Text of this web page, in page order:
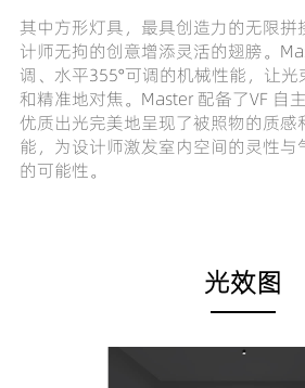
其中方形灯具，最具创造力的无限拼
计师无拘的创意增添灵活的翅膀。
调、水平355°可调的机械性能，让
和精准地对焦。Master 配备了VF 自
优质出光完美地呈现了被照物的质感
能，为设计师激发室内空间的灵性与
的可能性。
光效图